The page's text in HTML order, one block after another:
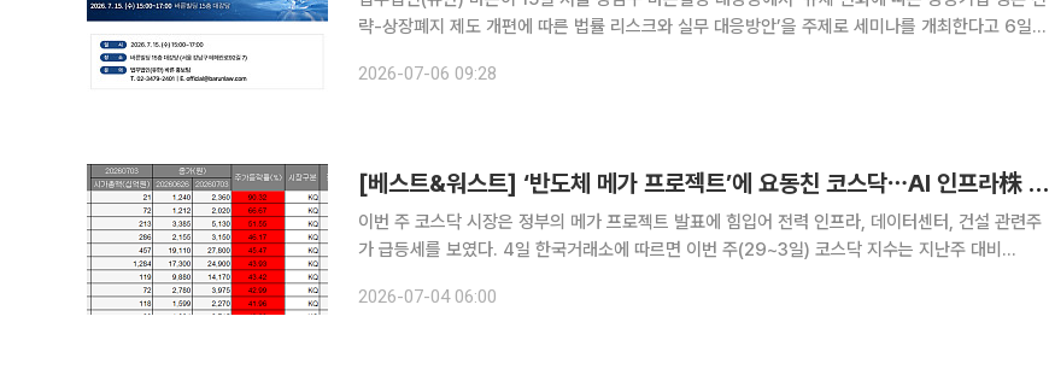
략-상장폐지 제도 개편에 따른 법률 리스크와 실무 대응방안’을 주제로 세미나를 개최한다고 6일
한 ‘부실기업 신속·엄정 퇴출을 위한 상장폐지 개혁방안’의 후속 조
2026-07-06 09:28
[베스트&워스트] ‘반도체 메가 프로젝트’에 요동친 코스닥⋯AI 인프라株 무더기 급등
이번 주 코스닥 시장은 정부의 메가 프로젝트 발표에 힘입어 전력 인프라, 데이터센터, 건설 관련주
가 급등세를 보였다. 4일 한국거래소에 따르면 이번 주(29~3일) 코스닥 지수는 지난주 대비
운데 외국인과 기관이 각각 1826억원과 1769억원
2026-07-04 06:00